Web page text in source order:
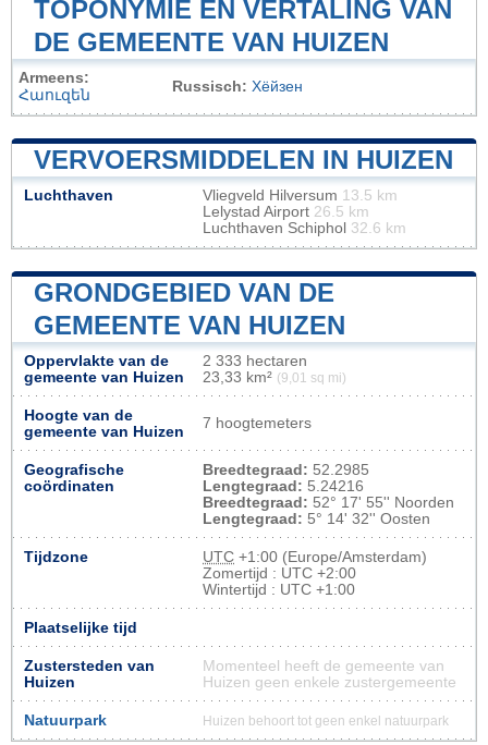
TOPONYMIE EN VERTALING VAN
DE GEMEENTE VAN HUIZEN
Armeens:
Հաուզեն
Russisch: Хёйзен
VERVOERSMIDDELEN IN HUIZEN
Luchthaven Vliegveld Hilversum 13.5 km
Lelystad Airport 26.5 km
Luchthaven Schiphol 32.6 km
GRONDGEBIED VAN DE
GEMEENTE VAN HUIZEN
Oppervlakte van de
gemeente van Huizen
2 333 hectaren
23,33 km² (9,01 sq mi)
Hoogte van de
gemeente van Huizen
7 hoogtemeters
Geografische
coördinaten
Breedtegraad: 52.2985
Lengtegraad: 5.24216
Breedtegraad: 52° 17' 55'' Noorden
Lengtegraad: 5° 14' 32'' Oosten
Tijdzone UTC +1:00 (Europe/Amsterdam)
Zomertijd : UTC +2:00
Wintertijd : UTC +1:00
Plaatselijke tijd
Zustersteden van
Huizen
Momenteel heeft de gemeente van
Huizen geen enkele zustergemeente
Natuurpark Huizen behoort tot geen enkel natuurpark